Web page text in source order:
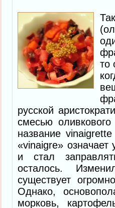
то
русской
смесью
название vinaigrette
«vinaigre»
и стал
осталось.
существует
Однако,
морковь,